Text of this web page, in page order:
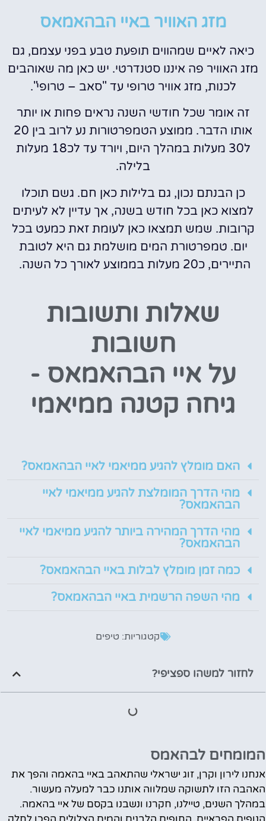
מזג האוויר באיי הבהאמאס
כיאה לאיים שמהווים תופעת טבע בפני עצמם, גם
מזג האוויר פה איננו סטנדרטי. יש כאן מה שאוהבים
לכנות, מזג אוויר טרופי עד "סאב – טרופי".
זה אומר שכל חודשי השנה נראים פחות או יותר
אותו הדבר. ממוצע הטמפרטורות נע לרוב בין 20
ל30 מעלות במהלך היום, ויורד עד לכ18 מעלות
בלילה.
כן הבנתם נכון, גם בלילות כאן חם. גשם תוכלו
למצוא כאן בכל חודש בשנה, אך עדיין לא לעיתים
קרובות. שמש תמצאו כאן לעומת זאת כמעט בכל
יום. טמפרטורת המים מושלמת גם היא לטובת
התיירים, כ20 מעלות בממוצע לאורך כל השנה.
שאלות ותשובות
חשובות
על איי הבהאמאס -
גיחה קטנה ממיאמי
האם מומלץ להגיע ממיאמי לאיי הבהאמאס?
מהי הדרך המומלצת להגיע ממיאמי לאיי
הבהאמאס?
מהי הדרך המהירה ביותר להגיע ממיאמי לאיי
הבהאמאס?
כמה זמן מומלץ לבלות באיי הבהאמאס?
מהי השפה הרשמית באיי הבהאמאס?
קטגוריות: טיפים
לחזור למשהו ספציפי?
המומחים לבהאמס
אנחנו לירון וקרן, זוג ישראלי שהתאהב באיי בהאמה והפך את
האהבה הזו לתשוקה שמלווה אותנו כבר למעלה מעשור.
במהלך השנים, טיילנו, חקרנו ונשבנו בקסם של איי בהאמה.